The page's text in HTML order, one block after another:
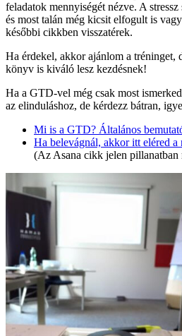
feladatok mennyiségét nézve. A
és most talán még kicsit elfogult is
későbbi cikkben visszatérek.
Ha érdekel, akkor ajánlom a tréninget,
könyv is kiváló lesz kezdésnek!
Ha a GTD-vel még csak most
az elinduláshoz, de kérdezz bátran,
Mi is a GTD? Általános
Ha belevágnál, akkor itt eléred a
(Az Asana cikk jelen